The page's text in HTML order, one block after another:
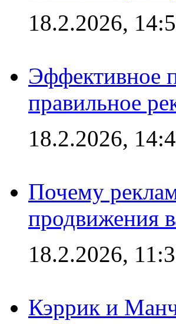
18.2.2026,
Эффективное
правильное
18.2.2026,
Почему
продвижения
18.2.2026,
Кэррик и